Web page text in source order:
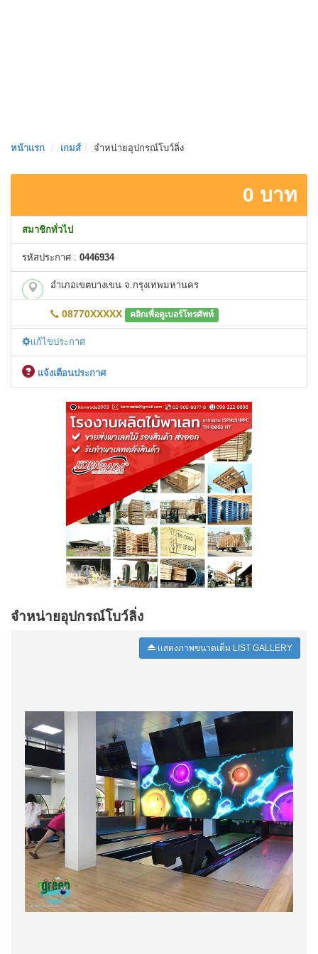
หน้าเเรก เกมส์ จำหน่ายอุปกรณ์โบว์ลิ่ง
0 บาท
สมาชิกทั่วไป
รหัสประกาศ : 0446934
อำเภอเขตบางเขน จ.กรุงเทพมหานคร
08770XXXXX คลิกเพื่อดูเบอร์โทรศัพท์
เเก้ไขประกาศ
เเจ้งเตือนประกาศ
จำหน่ายอุปกรณ์โบว์ลิ่ง
เเสดงภาพขนาดเต็ม LIST GALLERY